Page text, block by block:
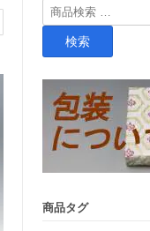
検
索
検索
商品タグ